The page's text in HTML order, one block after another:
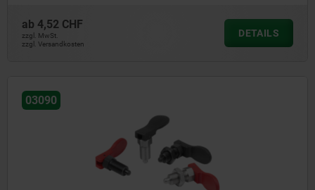
ab 4,52 CHF
zzgl. MwSt.
zzgl. Versandkosten
DETAILS
03090